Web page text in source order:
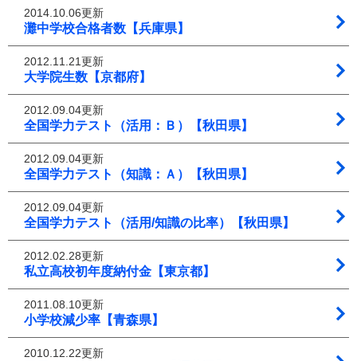
2014.10.06更新
灘中学校合格者数【兵庫県】
2012.11.21更新
大学院生数【京都府】
2012.09.04更新
全国学力テスト（活用：Ｂ）【秋田県】
2012.09.04更新
全国学力テスト（知識：Ａ）【秋田県】
2012.09.04更新
全国学力テスト（活用/知識の比率）【秋田県】
2012.02.28更新
私立高校初年度納付金【東京都】
2011.08.10更新
小学校減少率【青森県】
2010.12.22更新